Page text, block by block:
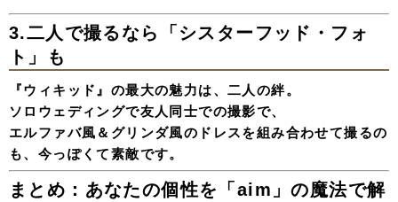
3.二人で撮るなら「シスターフッド・フォ
ト」も
『ウィキッド』の最大の魅力は、二人の絆。
ソロウェディングで友人同士での撮影で、
エルファバ風＆グリンダ風のドレスを組み合わせて撮るの
も、今っぽくて素敵です。
まとめ：あなたの個性を「aim」の魔法で解